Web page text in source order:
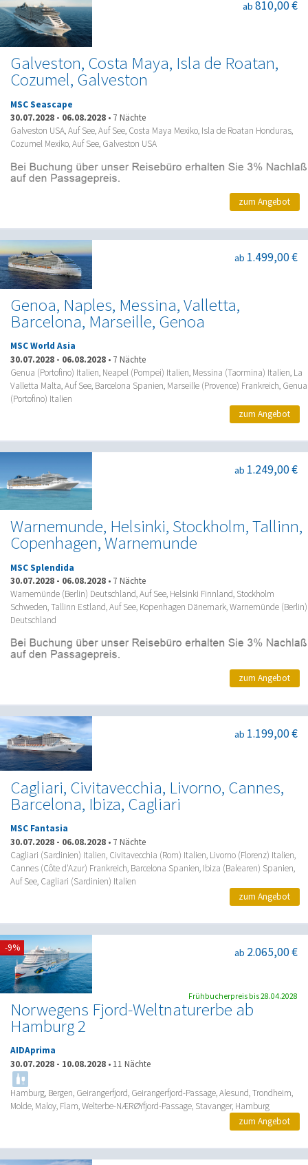
Galveston, Costa Maya, Isla de Roatan,
Cozumel, Galveston
ab 810,00 €
MSC Seascape
30.07.2028 - 06.08.2028 • 7 Nächte
Galveston USA, Auf See, Auf See, Costa Maya Mexiko, Isla de Roatan Honduras,
Cozumel Mexiko, Auf See, Galveston USA
zum Angebot
Genoa, Naples, Messina, Valletta,
Barcelona, Marseille, Genoa
ab 1.499,00 €
MSC World Asia
30.07.2028 - 06.08.2028 • 7 Nächte
Genua (Portofino) Italien, Neapel (Pompei) Italien, Messina (Taormina) Italien, La
Valletta Malta, Auf See, Barcelona Spanien, Marseille (Provence) Frankreich, Genua
(Portofino) Italien
zum Angebot
Warnemunde, Helsinki, Stockholm, Tallinn,
Copenhagen, Warnemunde
ab 1.249,00 €
MSC Splendida
30.07.2028 - 06.08.2028 • 7 Nächte
Warnemünde (Berlin) Deutschland, Auf See, Helsinki Finnland, Stockholm
Schweden, Tallinn Estland, Auf See, Kopenhagen Dänemark, Warnemünde (Berlin)
Deutschland
zum Angebot
Cagliari, Civitavecchia, Livorno, Cannes,
Barcelona, Ibiza, Cagliari
ab 1.199,00 €
MSC Fantasia
30.07.2028 - 06.08.2028 • 7 Nächte
Cagliari (Sardinien) Italien, Civitavecchia (Rom) Italien, Livorno (Florenz) Italien,
Cannes (Côte d'Azur) Frankreich, Barcelona Spanien, Ibiza (Balearen) Spanien,
Auf See, Cagliari (Sardinien) Italien
zum Angebot
Norwegens Fjord-Weltnaturerbe ab
Hamburg 2
ab 2.065,00 €
AIDAprima
30.07.2028 - 10.08.2028 • 11 Nächte
Hamburg, Bergen, Geirangerfjord, Geirangerfjord-Passage, Alesund, Trondheim,
Molde, Maloy, Flam, Welterbe-NÆRØYfjord-Passage, Stavanger, Hamburg
-9%
Frühbucherpreis bis 28.04.2028
zum Angebot